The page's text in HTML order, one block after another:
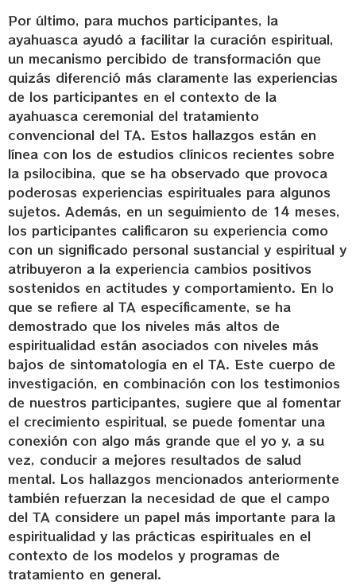
Por último, para muchos participantes, la
ayahuasca ayudó a facilitar la curación espiritual,
un mecanismo percibido de transformación que
quizás diferenció más claramente las experiencias
de los participantes en el contexto de la
ayahuasca ceremonial del tratamiento
convencional del TA. Estos hallazgos están en
línea con los de estudios clínicos recientes sobre
la psilocibina, que se ha observado que provoca
poderosas experiencias espirituales para algunos
sujetos. Además, en un seguimiento de 14 meses,
los participantes calificaron su experiencia como
con un significado personal sustancial y espiritual y
atribuyeron a la experiencia cambios positivos
sostenidos en actitudes y comportamiento. En lo
que se refiere al TA específicamente, se ha
demostrado que los niveles más altos de
espiritualidad están asociados con niveles más
bajos de sintomatología en el TA. Este cuerpo de
investigación, en combinación con los testimonios
de nuestros participantes, sugiere que al fomentar
el crecimiento espiritual, se puede fomentar una
conexión con algo más grande que el yo y, a su
vez, conducir a mejores resultados de salud
mental. Los hallazgos mencionados anteriormente
también refuerzan la necesidad de que el campo
del TA considere un papel más importante para la
espiritualidad y las prácticas espirituales en el
contexto de los modelos y programas de
tratamiento en general.